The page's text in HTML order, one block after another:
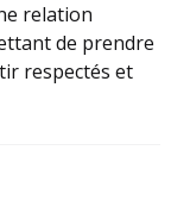
relation
de prendre
respectés et